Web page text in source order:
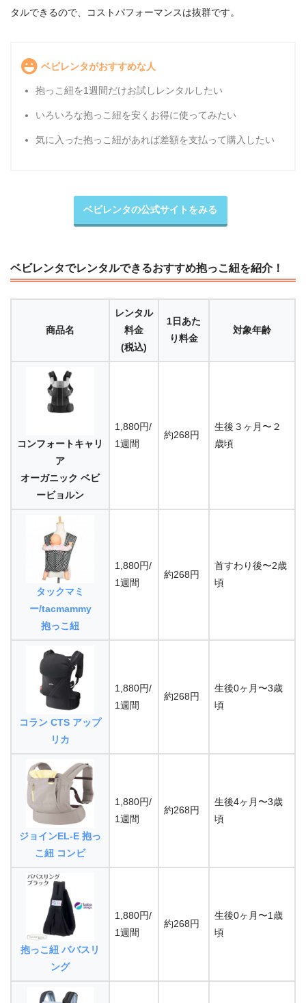
タルできるので、コストパフォーマンスは抜群です。
ベビレンタがおすすめな人
抱っこ紐を1週間だけお試しレンタルしたい
いろいろな抱っこ紐を安くお得に使ってみたい
気に入った抱っこ紐があれば差額を支払って購入したい
ベビレンタの公式サイトをみる
ベビレンタでレンタルできるおすすめ抱っこ紐を紹介！
商品名
レンタル
料金
(税込)
1日あた
り料金
対象年齢
コンフォートキャリ
ア
オーガニック ベビ
ービョルン
1,880円/
1週間
約268円
生後３ヶ月〜２
歳頃
タックマミ
ー/tacmammy
抱っこ紐
1,880円/
1週間
約268円
首すわり後〜2歳
頃
コラン CTS アップ
リカ
1,880円/
1週間
約268円
生後0ヶ月〜3歳
頃
ジョインEL-E 抱っ
こ紐 コンビ
1,880円/
1週間
約268円
生後4ヶ月〜3歳
頃
抱っこ紐 ババスリ
ング
1,880円/
1週間
約268円
生後0ヶ月〜1歳
頃